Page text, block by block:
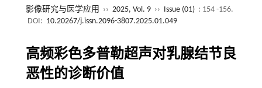
影像研究与医学应用 ›› 2025, Vol. 9 ›› Issue (01) : 154 -156.
DOI: 10.20267/j.issn.2096-3807.2025.01.049
高频彩色多普勒超声对乳腺结节良
恶性的诊断价值